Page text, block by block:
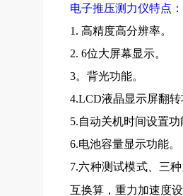
电子推压测力仪特点：
1. 高精度高分辨率。
2. 6位大屏幕显示。
3。背光功能。
4.LCD液晶显示屏翻
5.自动关机时间设置功
6.电池容量显示功能。
7.六种测试模式、三
互换算，重力加速度